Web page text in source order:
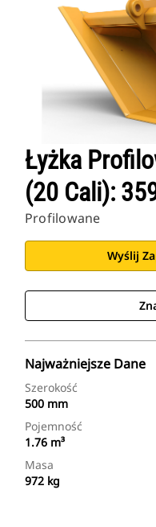
Łyżka
(20 Cali):
Profilowane
Wyślij
Najważniejsze Dane
Szerokość
500 mm
Pojemność
1.76 m³
Masa
972 kg